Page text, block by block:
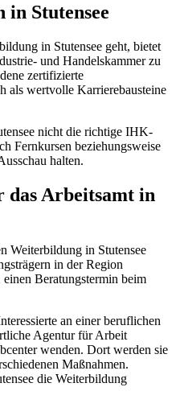
Stutensee
in Stutensee geht, bietet
und Handelskammer zu
zertifizierte
als wertvolle Karrierebausteine
nicht die richtige IHK-
Fernkursen beziehungsweise
halten.
das Arbeitsamt in
Weiterbildung in Stutensee
in der Region
einen Beratungstermin beim
an einer beruflichen
Agentur für Arbeit
wenden. Dort werden sie
Maßnahmen.
die Weiterbildung